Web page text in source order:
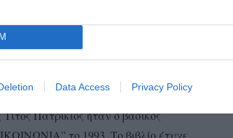
Data Access Privacy Policy
στην ΕΣΗΕΑ το φθινόπωρο
Διαμαντής Μπασαντής (διδάκτωρ
Τίτος Μυλωνόπουλος (εκδότης).
θαυμάτων. Έχουμε λοιπόν μέχρι και
Πατρίκιος ήταν ο βασικός
το 1993. Το βιβλίο έτυχε